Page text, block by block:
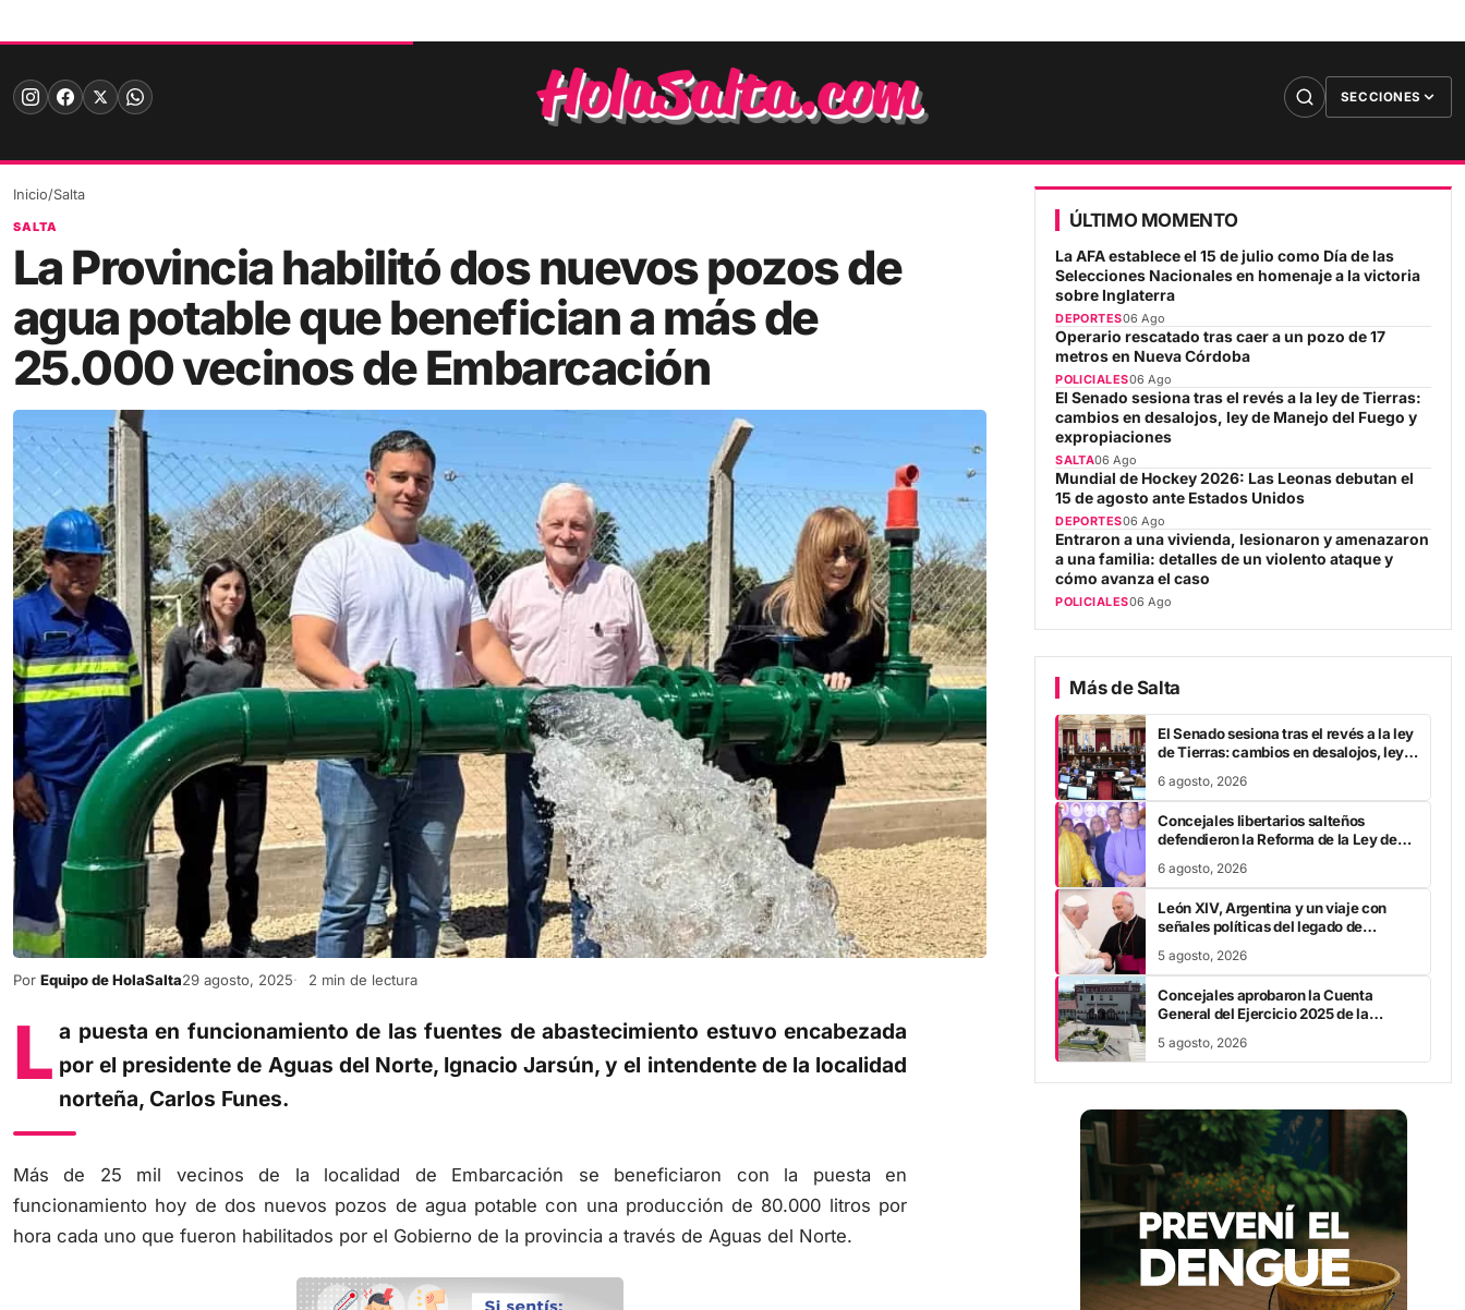
Inicio/Salta
SALTA
La Provincia habilitó dos nuevos pozos de
agua potable que benefician a más de
25.000 vecinos de Embarcación
Por Equipo de HolaSalta29 agosto, 2025 2 min de lectura
L
a puesta en funcionamiento de las fuentes de abastecimiento estuvo encabezada
por el presidente de Aguas del Norte, Ignacio Jarsún, y el intendente de la localidad
norteña, Carlos Funes.
Más de 25 mil vecinos de la localidad de Embarcación se beneficiaron con la puesta en
funcionamiento hoy de dos nuevos pozos de agua potable con una producción de 80.000 litros por
hora cada uno que fueron habilitados por el Gobierno de la provincia a través de Aguas del Norte.
ÚLTIMO MOMENTO
La AFA establece el 15 de julio como Día de las
sobre Inglaterra
DEPORTES06 Ago
Operario rescatado tras caer a un pozo de 17
metros en Nueva Córdoba
POLICIALES 06 Ago
El Senado sesiona tras el revés a la ley de Tierras:
cambios en desalojos, ley de Manejo del Fuego y
expropiaciones
SALTA06 Ago
Mundial de Hockey 2026: Las Leonas debutan el
15 de agosto ante Estados Unidos
DEPORTES06 Ago
Entraron a una vivienda, lesionaron y amenazaron
a una familia: detalles de un violento ataque y
cómo avanza el caso
POLICIALES06 Ago
Más de Salta
El Senado sesiona tras el revés a la ley
de Tierras: cambios en desalojos, ley
de Manejo del Fuego y expropiaciones
6 agosto, 2026
Concejales libertarios salteños
defendieron la Reforma de la Ley de
Tierras
6 agosto, 2026
León XIV, Argentina y un viaje con
señales políticas del legado de
Francisco
5 agosto, 2026
Concejales aprobaron la Cuenta
General del Ejercicio 2025 de la
Municipalidad capitalina
5 agosto, 2026